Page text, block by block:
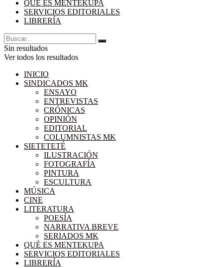
QUÉ ES MENTEKUPA
SERVICIOS EDITORIALES
LIBRERÍA
Sin resultados
Ver todos los resultados
INICIO
SINDICADOS MK
ENSAYO
ENTREVISTAS
CRÓNICAS
OPINIÓN
EDITORIAL
COLUMNISTAS MK
SIETETETÉ
ILUSTRACIÓN
FOTOGRAFÍA
PINTURA
ESCULTURA
MÚSICA
CINE
LITERATURA
POESÍA
NARRATIVA BREVE
SERIADOS MK
QUÉ ES MENTEKUPA
SERVICIOS EDITORIALES
LIBRERÍA